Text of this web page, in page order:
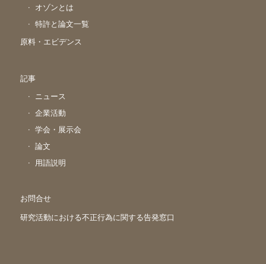
オゾンとは
特許と論文一覧
原料・エビデンス
記事
ニュース
企業活動
学会・展示会
論文
用語説明
お問合せ
研究活動における不正行為に関する告発窓口